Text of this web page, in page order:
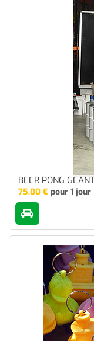
BEER PONG GEANT
75,00 € pour 1 jour